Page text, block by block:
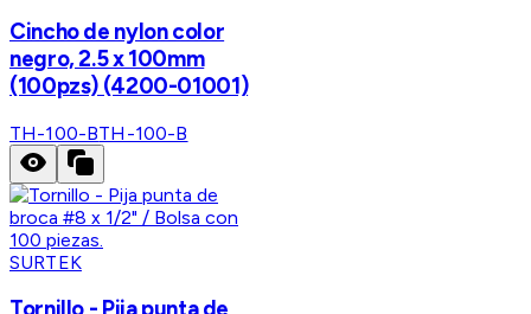
Cincho de nylon color
negro, 2.5 x 100mm
(100pzs) (4200-01001)
TH-100-BTH-100-B
SURTEK